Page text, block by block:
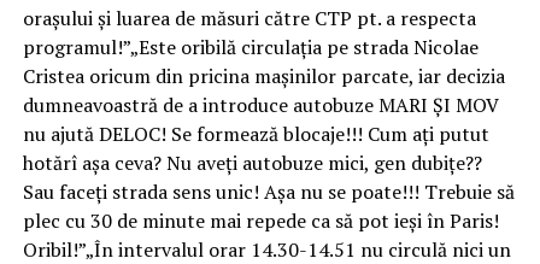
orașului și luarea de măsuri către CTP pt. a respecta
programul!”„Este oribilă circulația pe strada Nicolae
Cristea oricum din pricina mașinilor parcate, iar decizia
dumneavoastră de a introduce autobuze MARI ȘI MOV
nu ajută DELOC! Se formează blocaje!!! Cum ați putut
hotărî așa ceva? Nu aveți autobuze mici, gen dubițe??
Sau faceți strada sens unic! Așa nu se poate!!! Trebuie să
plec cu 30 de minute mai repede ca să pot ieși în Paris!
Oribil!”„În intervalul orar 14.30-14.51 nu circulă nici un